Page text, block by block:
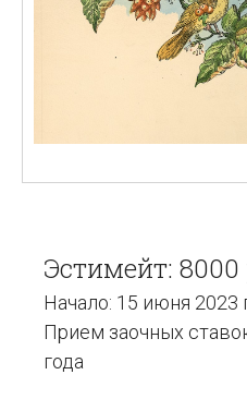
Эстимейт: 8000
Начало: 15 июня 2023
Прием заочных
года